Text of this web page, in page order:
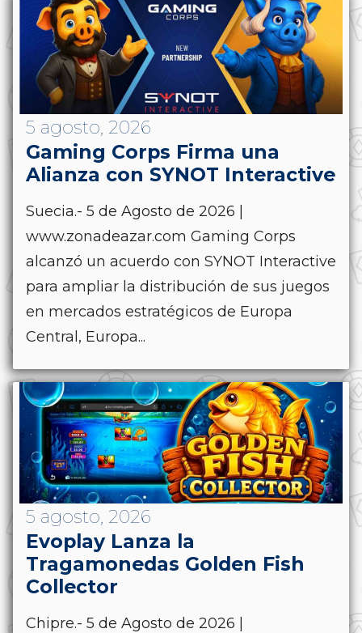
5 agosto, 2026
Gaming Corps Firma una
Alianza con SYNOT Interactive
Suecia.- 5 de Agosto de 2026 |
www.zonadeazar.com Gaming Corps
alcanzó un acuerdo con SYNOT Interactive
para ampliar la distribución de sus juegos
en mercados estratégicos de Europa
Central, Europa...
5 agosto, 2026
Evoplay Lanza la
Tragamonedas Golden Fish
Collector
Chipre.- 5 de Agosto de 2026 |